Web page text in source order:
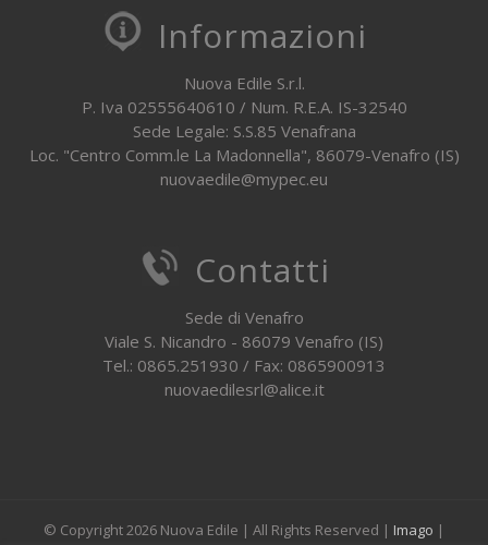
Informazioni
Nuova Edile S.r.l.
P. Iva 02555640610 / Num. R.E.A. IS-32540
Sede Legale: S.S.85 Venafrana
Loc. "Centro Comm.le La Madonnella", 86079-Venafro (IS)
nuovaedile@mypec.eu
Contatti
Sede di Venafro
Viale S. Nicandro - 86079 Venafro (IS)
Tel.: 0865.251930 / Fax: 0865900913
nuovaedilesrl@alice.it
© Copyright2026 Nuova Edile | All Rights Reserved | Imago |